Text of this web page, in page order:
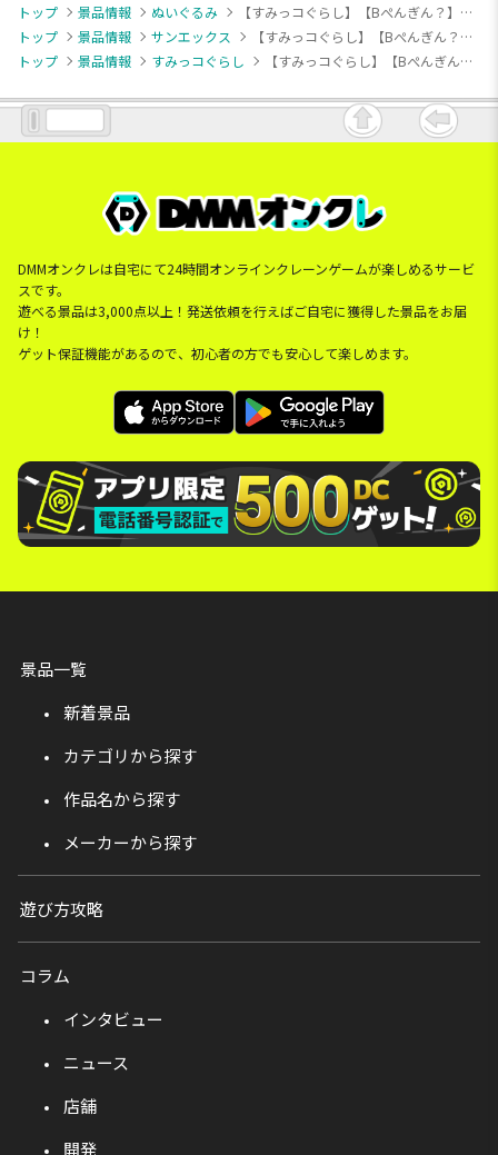
トップ 景品情報 ぬいぐるみ
【すみっコぐらし】【Bぺんぎん？】すみっコぐらし しろくまのてづくりぬいぐるみ ふわふわころっとぬいぐるみ
トップ
景品情報 サンエックス
【すみっコぐらし】【Bぺんぎん？】すみっコぐらし しろくまのてづくりぬいぐるみ ふわふわころっとぬいぐるみ
トップ
景品情報 すみっコぐらし 【すみっコぐらし】【Bぺんぎん？】すみっコぐらし しろくまのてづくりぬいぐるみ ふわふわころっとぬいぐるみ
DMMオンクレは自宅にて24時間オンラインクレーンゲームが楽しめるサービ
スです。
遊べる景品は3,000点以上！発送依頼を行えばご自宅に獲得した景品をお届
け！
ゲット保証機能があるので、初心者の方でも安心して楽しめます。
景品一覧
新着景品
カテゴリから探す
作品名から探す
メーカーから探す
遊び方攻略
コラム
インタビュー
ニュース
店舗
開発